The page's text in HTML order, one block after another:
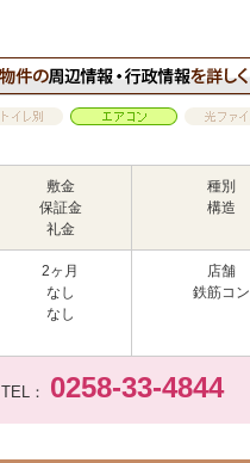
敷金
保証金
礼金
種別
構造
2ヶ月
なし
なし
店舗
鉄筋コン
TEL： 0258-33-4844